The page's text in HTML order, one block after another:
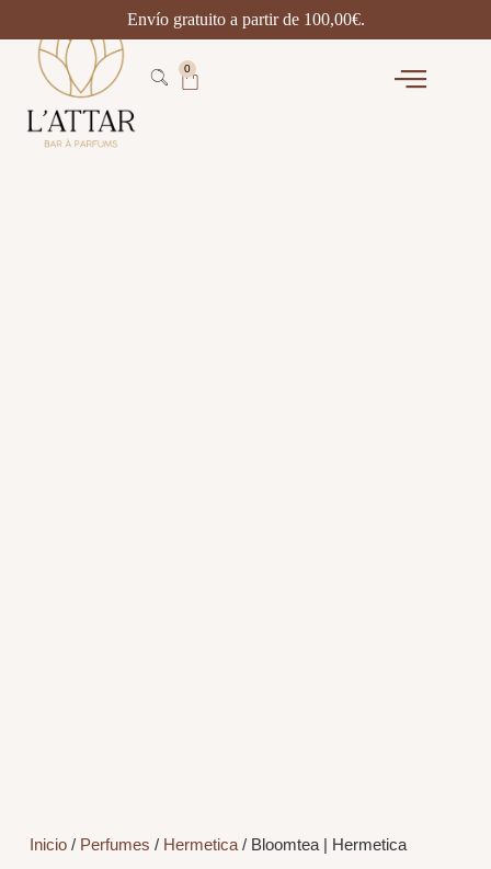
0
Inicio/ Perfumes / Hermetica/ Bloomtea | Hermetica
Envío gratuito a partir de 100,00€.